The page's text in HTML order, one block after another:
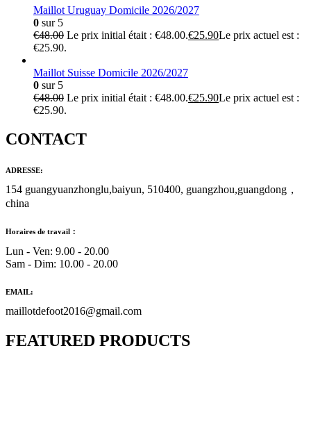
Maillot Uruguay Domicile 2026/2027
0 sur 5
€48.00 Le prix initial était : €48.00.€25.90Le prix actuel est :
€25.90.
Maillot Suisse Domicile 2026/2027
0 sur 5
€48.00 Le prix initial était : €48.00.€25.90Le prix actuel est :
€25.90.
CONTACT
ADRESSE:
154 guangyuanzhonglu,baiyun, 510400, guangzhou,guangdong，
china
Horaires de travail：
Lun - Ven: 9.00 - 20.00
Sam - Dim: 10.00 - 20.00
EMAIL:
maillotdefoot2016@gmail.com
FEATURED PRODUCTS